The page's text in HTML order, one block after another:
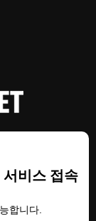
비스 접속
합니다.